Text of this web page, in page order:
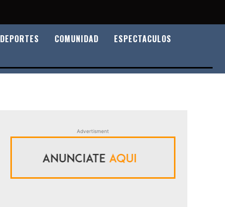
DEPORTES COMUNIDAD
ESPECTACULOS
Advertisment